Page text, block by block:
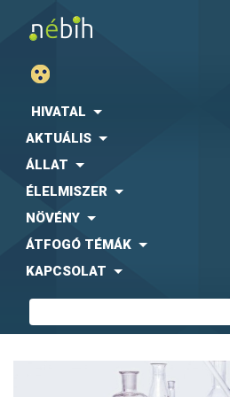
HIVATAL
AKTUÁLIS
ÁLLAT
ÉLELMISZER
NÖVÉNY
ÁTFOGÓ TÉMÁK
KAPCSOLAT